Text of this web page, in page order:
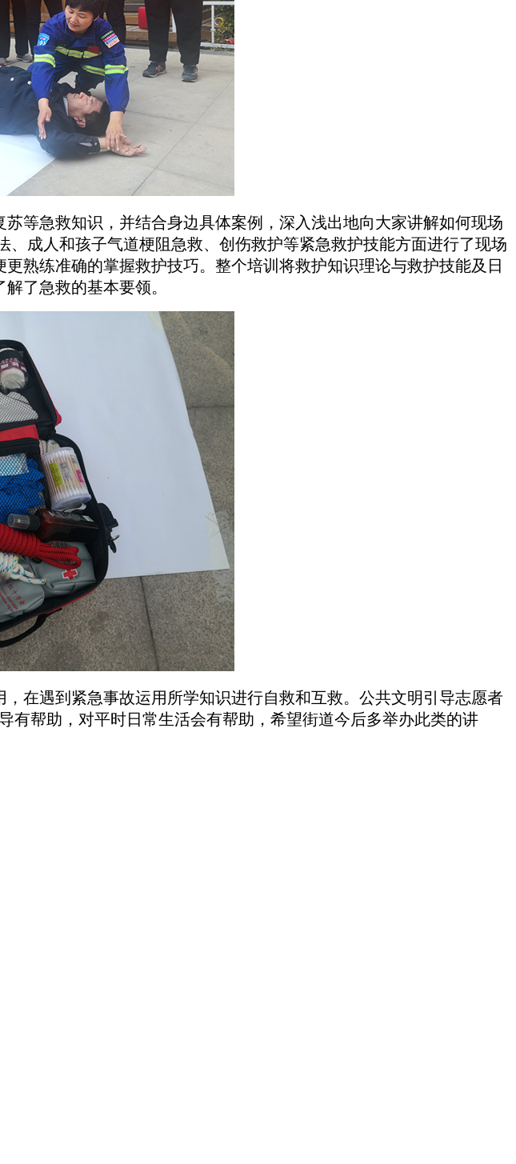
等急救知识，并结合身边具体案例，深入浅出地向大家讲解如何现场
、成人和孩子气道梗阻急救、创伤救护等紧急救护技能方面进行了现场
熟练准确的掌握救护技巧。整个培训将救护知识理论与救护技能及日
了急救的基本要领。
在遇到紧急事故运用所学知识进行自救和互救。公共文明引导志愿者
有帮助，对平时日常生活会有帮助，希望街道今后多举办此类的讲